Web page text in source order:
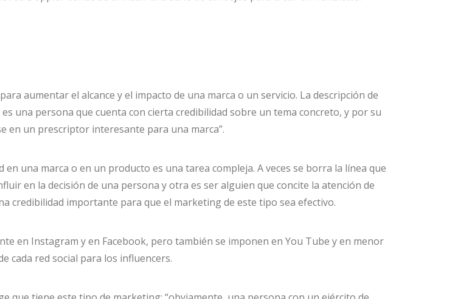
aumentar el alcance y el impacto de una marca o un servicio. La descripción de
una persona que cuenta con cierta credibilidad sobre un tema concreto, y por su
en un prescriptor interesante para una marca”.
una marca o en un producto es una tarea compleja. A veces se borra la línea que
en la decisión de una persona y otra es ser alguien que concite la atención de
credibilidad importante para que el marketing de este tipo sea efectivo.
en Instagram y en Facebook, pero también se imponen en You Tube y en menor
cada red social para los influencers.